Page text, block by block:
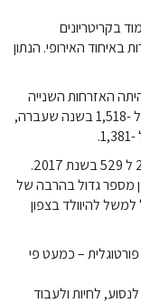
בקריטריונים
האירופי. הנתון
האזרחות השנייה
הפופולרית ביותר, קפצה מ -320 מקרים ב -1995 ל -1,518 בשנה שעברה,
מספר האזרחויות באירלנד עלה מ 54 בשנת 2015 ל 529 בשנת 2017.
מספר גדול בהרבה של
להיוולד בצפון
קיבלו בשנת 2017 אזרחות פורטוגלית – כמעט פי
לחיות ולעבוד